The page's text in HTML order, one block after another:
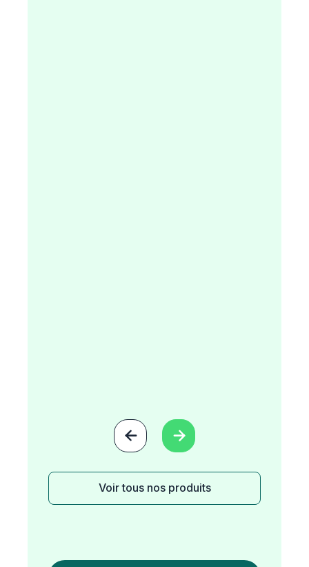
 
Voir tous nos produits